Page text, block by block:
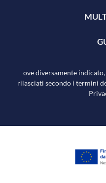
ove diversamente
rilasciati secondo i termini